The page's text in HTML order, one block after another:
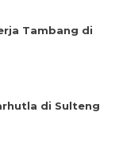
Tambang di
di Sulteng